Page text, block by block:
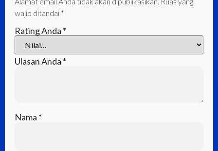
wajib ditandai *
Rating Anda *
Ulasan Anda *
Nama *